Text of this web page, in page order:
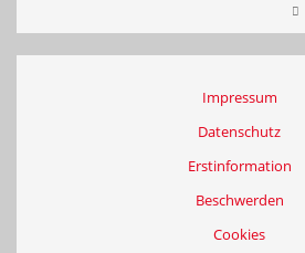
Impressum
Datenschutz
Erstinformation
Beschwerden
Cookies